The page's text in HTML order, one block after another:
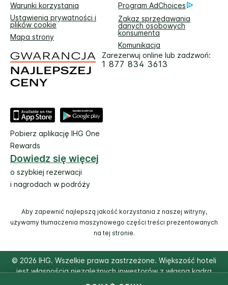
Warunki korzystania
Program AdChoices
Ustawienia prywatności i
plików cookie
Zakaz sprzedawania
danych osobowych
konsumenta
Mapa strony
Komunikacja
Zarezerwuj online lub zadzwoń:
1 877 834 3613
Pobierz aplikację IHG One
Rewards
Dowiedz się więcej
o szybkiej rezerwacji
i nagrodach w podróży
Aby zapewnić najlepszą jakość korzystania z naszej witryny,
używamy tłumaczenia maszynowego części treści prezentowanych
na tej stronie.
© 2026 IHG. Wszelkie prawa zastrzeżone. Większość hoteli
jest własnością niezależnych inwestorów z własną kadrą
zarządzającą.